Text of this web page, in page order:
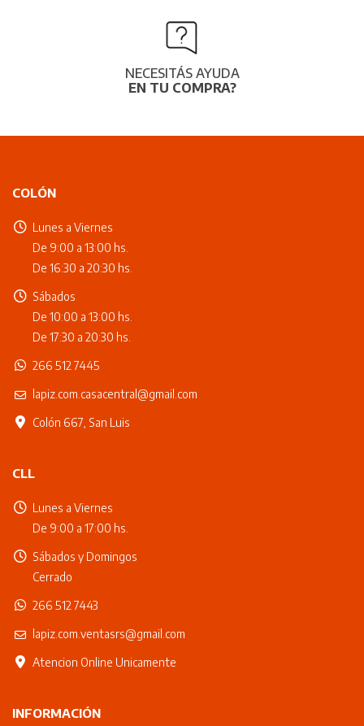
NECESITÁS AYUDA
EN TU COMPRA?
COLÓN
Lunes a Viernes
De 9:00 a 13:00 hs.
De 16:30 a 20:30 hs.
Sábados
De 10:00 a 13:00 hs.
De 17:30 a 20:30 hs.
266 512 7445
lapiz.com.casacentral@gmail.com
Colón 667, San Luis
CLL
Lunes a Viernes
De 9:00 a 17:00 hs.
Sábados y Domingos
Cerrado
266 512 7443
lapiz.com.ventasrs@gmail.com
Atencion Online Unicamente
INFORMACIÓN